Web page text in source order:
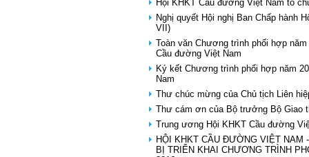
Hội KHKT Cầu đường Việt Nam tổ
Nghị quyết Hội nghị Ban Chấp hành
VII)
Toàn văn Chương trình phối hợp
Cầu đường Việt Nam
Ký kết Chương trình phối hợp năm
Nam
Thư chúc mừng của Chủ tịch Liên
Thư cám ơn của Bộ trưởng Bộ Giao
Trung ương Hội KHKT Cầu đường
HỘI KHKT CẦU ĐƯỜNG VIỆT NAM
BỊ TRIỂN KHAI CHƯƠNG TRÌNH